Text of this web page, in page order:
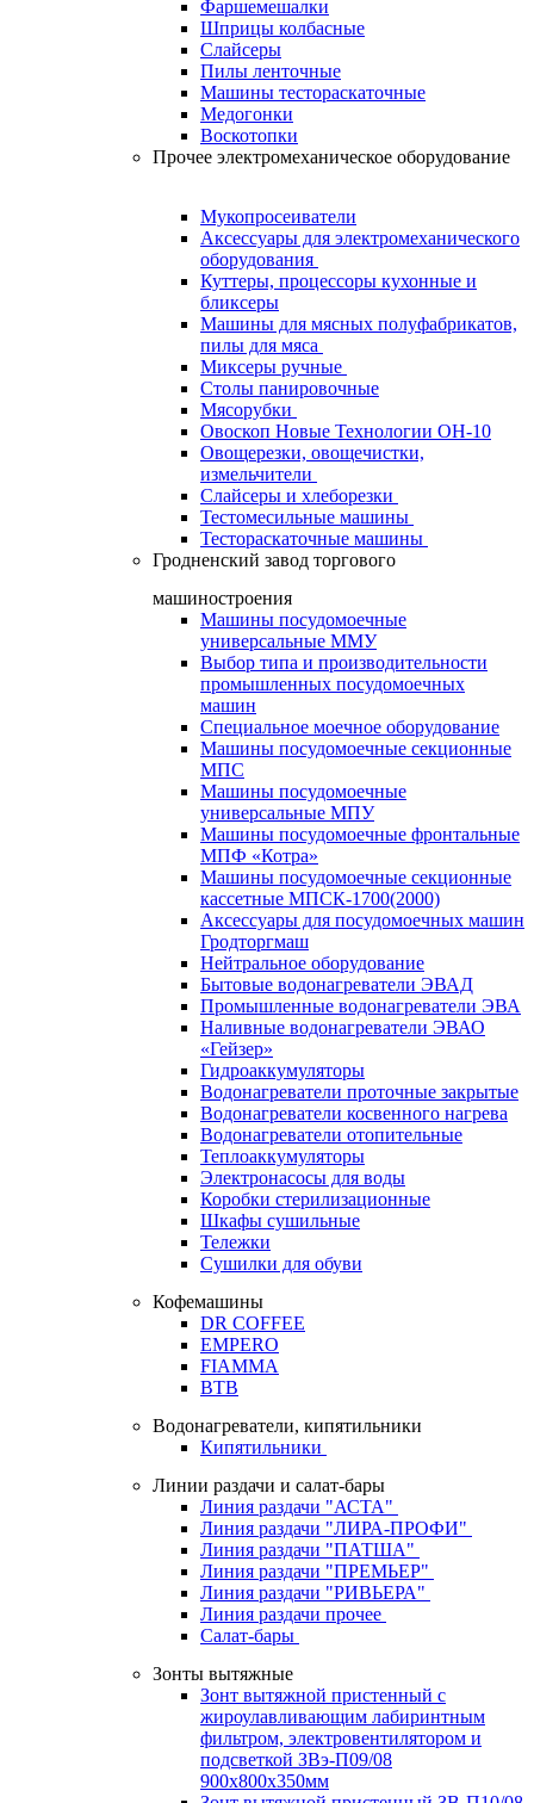
Фаршемешалки
Шприцы колбасные
Слайсеры
Пилы ленточные
Машины тестораскаточные
Медогонки
Воскотопки
Прочее электромеханическое оборудование
Мукопросеиватели
Аксессуары для электромеханического
оборудования
Куттеры, процессоры кухонные и
бликсеры
Машины для мясных полуфабрикатов,
пилы для мяса
Миксеры ручные
Столы панировочные
Мясорубки
Овоскоп Новые Технологии ОН-10
Овощерезки, овощечистки,
измельчители
Слайсеры и хлеборезки
Тестомесильные машины
Тестораскаточные машины
Гродненский завод торгового
машиностроения
Машины посудомоечные
универсальные ММУ
Выбор типа и производительности
промышленных посудомоечных
машин
Специальное моечное оборудование
Машины посудомоечные секционные
МПС
Машины посудомоечные
универсальные МПУ
Машины посудомоечные фронтальные
МПФ «Котра»
Машины посудомоечные секционные
кассетные МПСК-1700(2000)
Аксессуары для посудомоечных машин
Гродторгмаш
Нейтральное оборудование
Бытовые водонагреватели ЭВАД
Промышленные водонагреватели ЭВА
Наливные водонагреватели ЭВАО
«Гейзер»
Гидроаккумуляторы
Водонагреватели проточные закрытые
Водонагреватели косвенного нагрева
Водонагреватели отопительные
Теплоаккумуляторы
Электронасосы для воды
Коробки стерилизационные
Шкафы сушильные
Тележки
Сушилки для обуви
Кофемашины
DR COFFEE
EMPERO
FIAMMA
BTB
Водонагреватели, кипятильники
Кипятильники
Линии раздачи и салат-бары
Линия раздачи "АСТА"
Линия раздачи "ЛИРА-ПРОФИ"
Линия раздачи "ПАТША"
Линия раздачи "ПРЕМЬЕР"
Линия раздачи "РИВЬЕРА"
Линия раздачи прочее
Салат-бары
Зонты вытяжные
Зонт вытяжной пристенный с
жироулавливающим лабиринтным
фильтром, электровентилятором и
подсветкой ЗВэ-П09/08
900х800х350мм